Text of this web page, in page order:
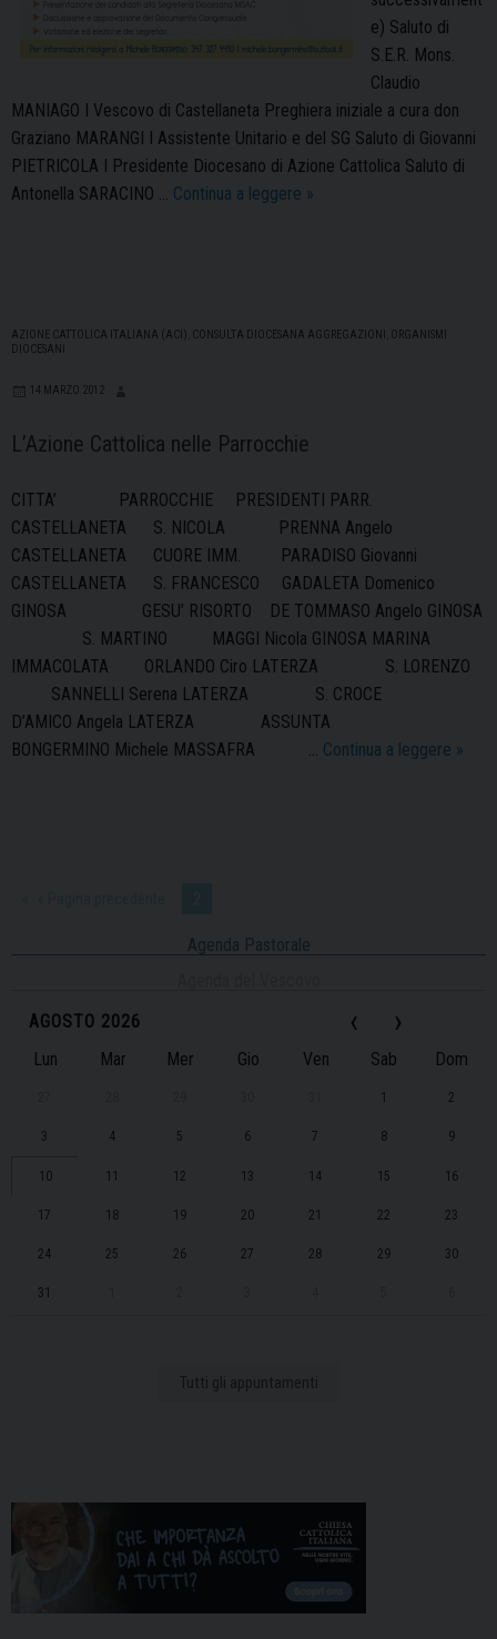
e) Saluto di
S.E.R. Mons.
Claudio
MANIAGO I Vescovo di Castellaneta Preghiera iniziale a cura don
Graziano MARANGI I Assistente Unitario e del SG Saluto di Giovanni
PIETRICOLA I Presidente Diocesano di Azione Cattolica Saluto di
Antonella SARACINO … Continua a leggere Scegliamo
diocesano
»
AZIONE CATTOLICA ITALIANA (ACI) CONSULTA DIOCESANA AGGREGAZIONI
ORGANISMI
DIOCESANI
14 MARZO 2012
L’Azione Cattolica nelle Parrocchie
CITTA’ PARROCCHIE PRESIDENTI PARR.
CASTELLANETA S. NICOLA PRENNA Angelo
CASTELLANETA CUORE IMM. PARADISO Giovanni
CASTELLANETA S. FRANCESCO GADALETA Domenico
GINOSA GESU’ RISORTO DE TOMMASO Angelo GINOSA
S. MARTINO MAGGI Nicola GINOSA MARINA
IMMACOLATA ORLANDO Ciro LATERZA S. LORENZO
SANNELLI Serena LATERZA S. CROCE
D’AMICO Angela LATERZA ASSUNTA
BONGERMINO Michele MASSAFRA … Continua a leggere »
Agenda Pastorale
‹
AGOSTO 2026 ›
Lun Mar Mer Gio Ven Sab Dom
1 2
3 4 5 6 7 8 9
10 11 12 13 14 15 16
17 18 19 20 21 22 23
24 25 26 27 28 29 30
31
Tutti gli appuntamenti